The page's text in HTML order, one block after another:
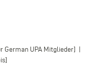
German UPA Mitglieder] |